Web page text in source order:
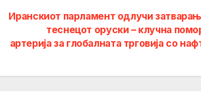
Иранскиот парламент одлучи
теснецот оруски – клучна
артерија за глобалната трговија со